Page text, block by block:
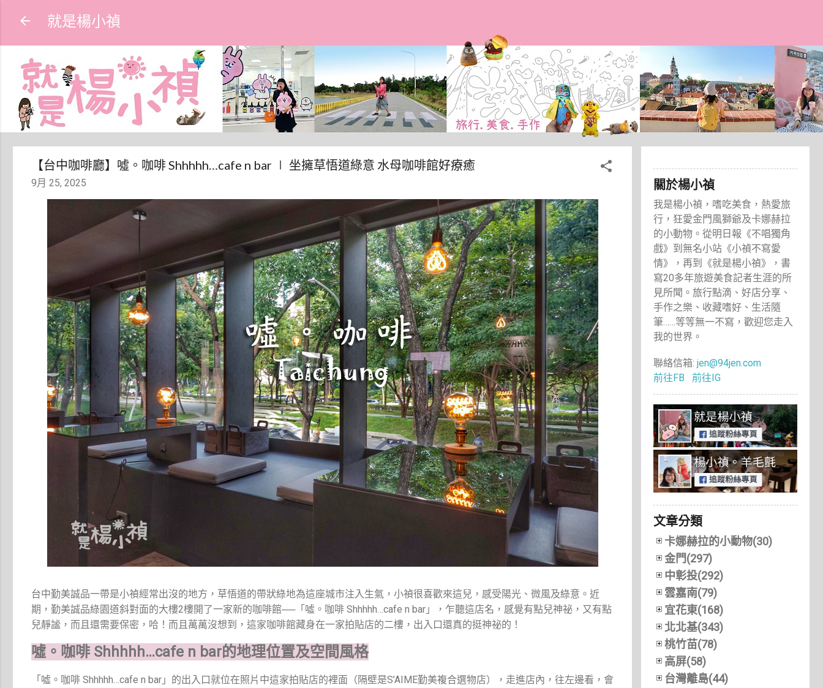
就是楊小禎
【台中咖啡廳】噓。咖啡 Shhhhh…cafe n bar ∣ 坐擁草悟道綠意 水母咖啡館好療癒
9月 25, 2025
台中勤美誠品一帶是小禎經常出沒的地方，草悟道的帶狀綠地為這座城市注入生氣，小禎很喜歡來這兒，感受陽光、微風及綠意。近
期，勤美誠品綠園道斜對面的大樓2樓開了一家新的咖啡館──「噓。咖啡 Shhhhh…cafe n bar」，乍聽這店名，感覺有點兒神祕，又有點
兒靜謐，而且還需要保密，哈！而且萬萬沒想到，這家咖啡館藏身在一家拍貼店的二樓，出入口還真的挺神祕的！
噓。咖啡 Shhhhh…cafe n bar的地理位置及空間風格
「噓。咖啡 Shhhhh…cafe n bar」的出入口就位在照片中這家拍貼店的裡面（隔壁是S’AIME勤美複合選物店），走進店內，往左邊看，會
關於楊小禎
我是楊小禎，嗜吃美食，熱愛旅
行，狂愛金門風獅爺及卡娜赫拉
的小動物。從明日報《不唱獨角
戲》到無名小站《小禎不寫愛
情》，再到《就是楊小禎》，書
寫20多年旅遊美食記者生涯的所
見所聞。旅行點滴、好店分享、
手作之樂、收藏嗜好、生活隨
筆……等等無一不寫，歡迎您走入
我的世界。
聯絡信箱: jen@94jen.com
前往FB
前往IG
文章分類
卡娜赫拉的小動物(30)
金門(297)
中彰投(292)
雲嘉南(79)
宜花東(168)
北北基(343)
桃竹苗(78)
高屏(58)
台灣離島(44)